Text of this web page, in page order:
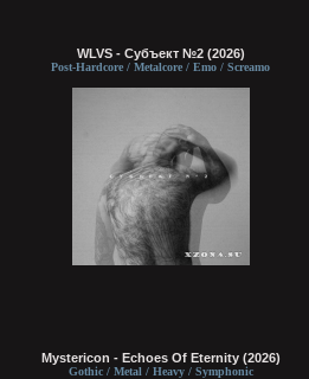
WLVS - Субъект №2 (2026)
Post-Hardcore / Metalcore / Emo / Screamo
Mystericon - Echoes Of Eternity (2026)
Gothic / Metal / Heavy / Symphonic